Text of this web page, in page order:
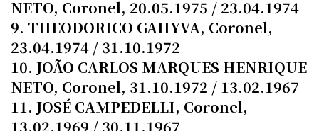
NETO, Coronel, 20.05.1975 / 23.04.1974
9. THEODORICO GAHYVA, Coronel,
23.04.1974 / 31.10.1972
10. JOÃO CARLOS MARQUES HENRIQUE
NETO, Coronel, 31.10.1972 / 13.02.1967
11. JOSÉ CAMPEDELLI, Coronel,
13.02.1969 / 30.11.1967